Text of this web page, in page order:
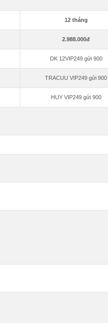
12 tháng
2.988.000đ
DK 12VIP249 gửi 900
TRACUU VIP249 gửi 900
HUY VIP249 gửi 900